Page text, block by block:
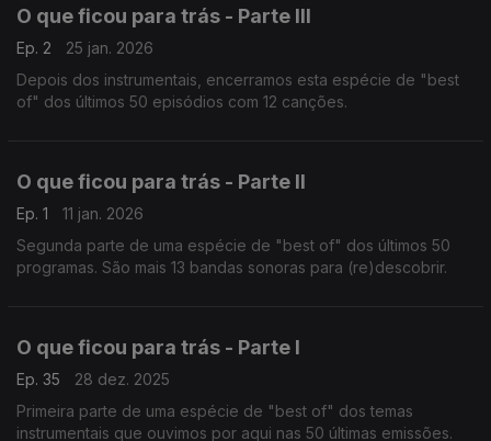
O que ficou para trás - Parte III
Ep. 2
25 jan. 2026
Depois dos instrumentais, encerramos esta espécie de "best
of" dos últimos 50 episódios com 12 canções.
O que ficou para trás - Parte II
Ep. 1
11 jan. 2026
Segunda parte de uma espécie de "best of" dos últimos 50
programas. São mais 13 bandas sonoras para (re)descobrir.
O que ficou para trás - Parte I
Ep. 35
28 dez. 2025
Primeira parte de uma espécie de "best of" dos temas
instrumentais que ouvimos por aqui nas 50 últimas emissões.